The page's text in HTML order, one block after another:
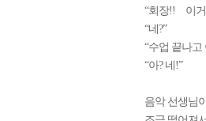
“회장!! 이거
“네?”
“수업 끝나고
“아? 네!”
음악 선생님